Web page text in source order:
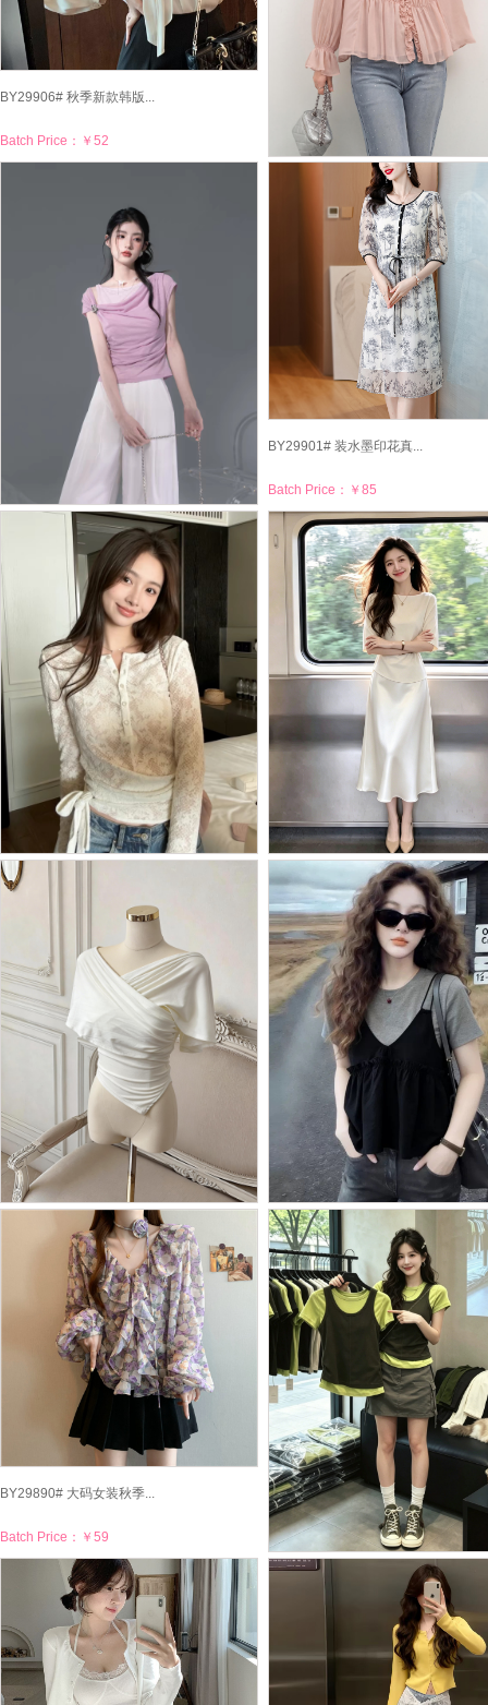
BY29906# 秋季新款韩版...
Batch Price： ￥52
BY29905# 秋季新款韩版...
￥55
BY29902# 绵桃粉不对称...
Batch Price： ￥53
BY29901# 装水墨印花真...
Batch Price： ￥85
BY29898# 韩系早春超好... BY29897# 新款韩系气质...
Batch Price： ￥77
BY29894# 单肩吊带背心...
Batch Price：￥33
BY29893# 大码女装大码...
Batch Price：￥52
BY29890# 大码女装秋季...
Batch Price： ￥59
BY29889# 大码女装橄榄...